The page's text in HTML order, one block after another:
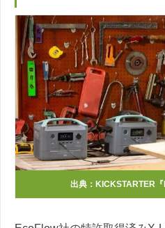
出典： KICKSTARTER